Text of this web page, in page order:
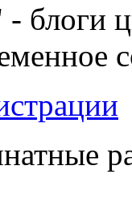
блоги